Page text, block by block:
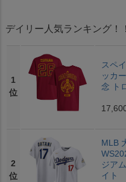
デイリー人気ランキング！！
1
位
スペ
ッカ
念 ト
2
位
MLB
ジア
イト